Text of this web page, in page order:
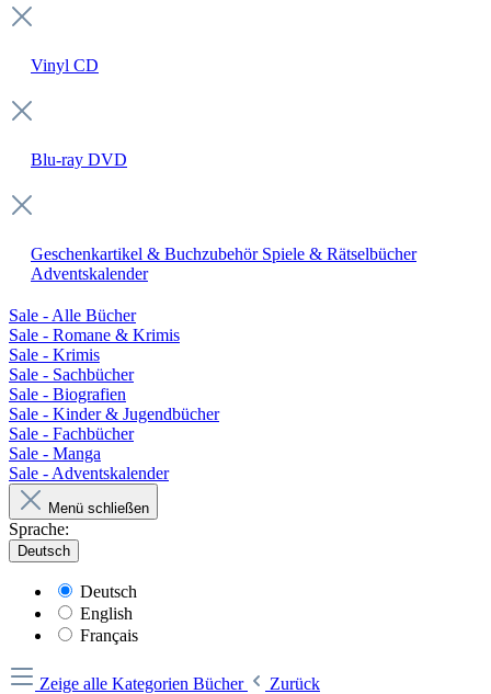
Vinyl CD
Blu-ray DVD
Geschenkartikel & Buchzubehör Spiele & Rätselbücher
Adventskalender
Sale - Alle Bücher
Sale - Romane & Krimis
Sale - Krimis
Sale - Sachbücher
Sale - Biografien
Sale - Kinder & Jugendbücher
Sale - Fachbücher
Sale - Manga
Sale - Adventskalender
Menü schließen
Sprache:
Deutsch
Deutsch
English
Français
Zeige alle Kategorien Bücher
Zurück